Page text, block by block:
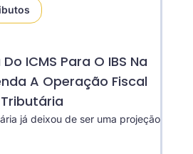
ICMS Para O IBS Na
A Operação Fiscal
já deixou de ser uma projeção